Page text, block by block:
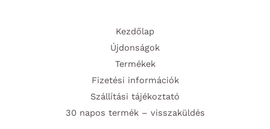
Kezdőlap
Újdonságok
Termékek
Fizetési információk
Szállítási tájékoztató
30 napos termék – visszaküldés